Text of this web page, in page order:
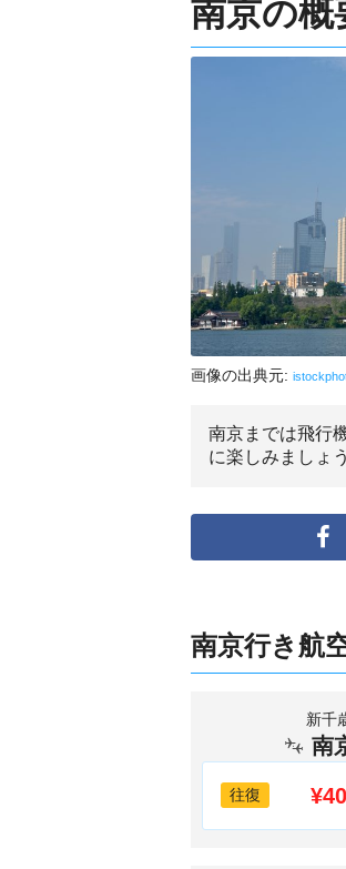
南京の概
画像の出典元:
南京までは飛行
に楽しみましょう
南京行き航
新千
南
往復